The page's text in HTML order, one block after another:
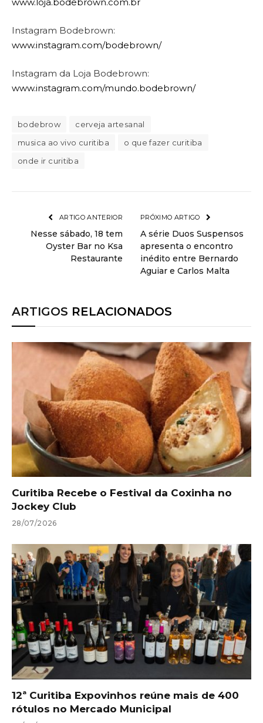
Instagram Bodebrown:
www.instagram.com/bodebrown/
Instagram da Loja Bodebrown:
www.instagram.com/mundo.bodebrown/
bodebrow
cerveja artesanal
musica ao vivo curitiba
o que fazer curitiba
onde ir curitiba
ARTIGO ANTERIOR
Nesse sábado, 18 tem
Oyster Bar no Ksa
Restaurante
PRÓXIMO ARTIGO
A série Duos Suspensos
apresenta o encontro
inédito entre Bernardo
Aguiar e Carlos Malta
ARTIGOS RELACIONADOS
Curitiba Recebe o Festival da Coxinha no
Jockey Club
28/07/2026
12ª Curitiba Expovinhos reúne mais de 400
rótulos no Mercado Municipal